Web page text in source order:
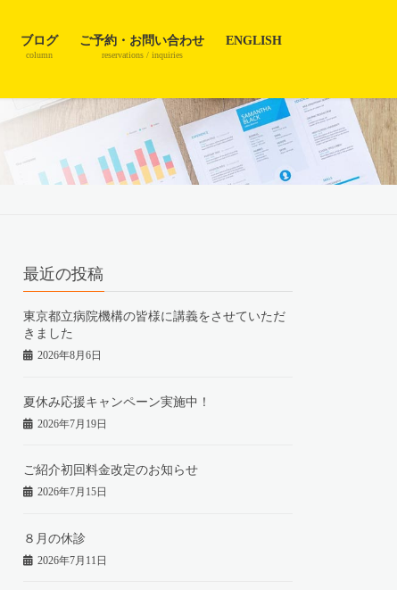
ブログ
column
ご予約・お問い合わせ
reservations / inquiries
ENGLISH
最近の投稿
東京都立病院機構の皆様に講義をさせていただ
きました
2026年8月6日
夏休み応援キャンペーン実施中！
2026年7月19日
ご紹介初回料金改定のお知らせ
2026年7月15日
８月の休診
2026年7月11日